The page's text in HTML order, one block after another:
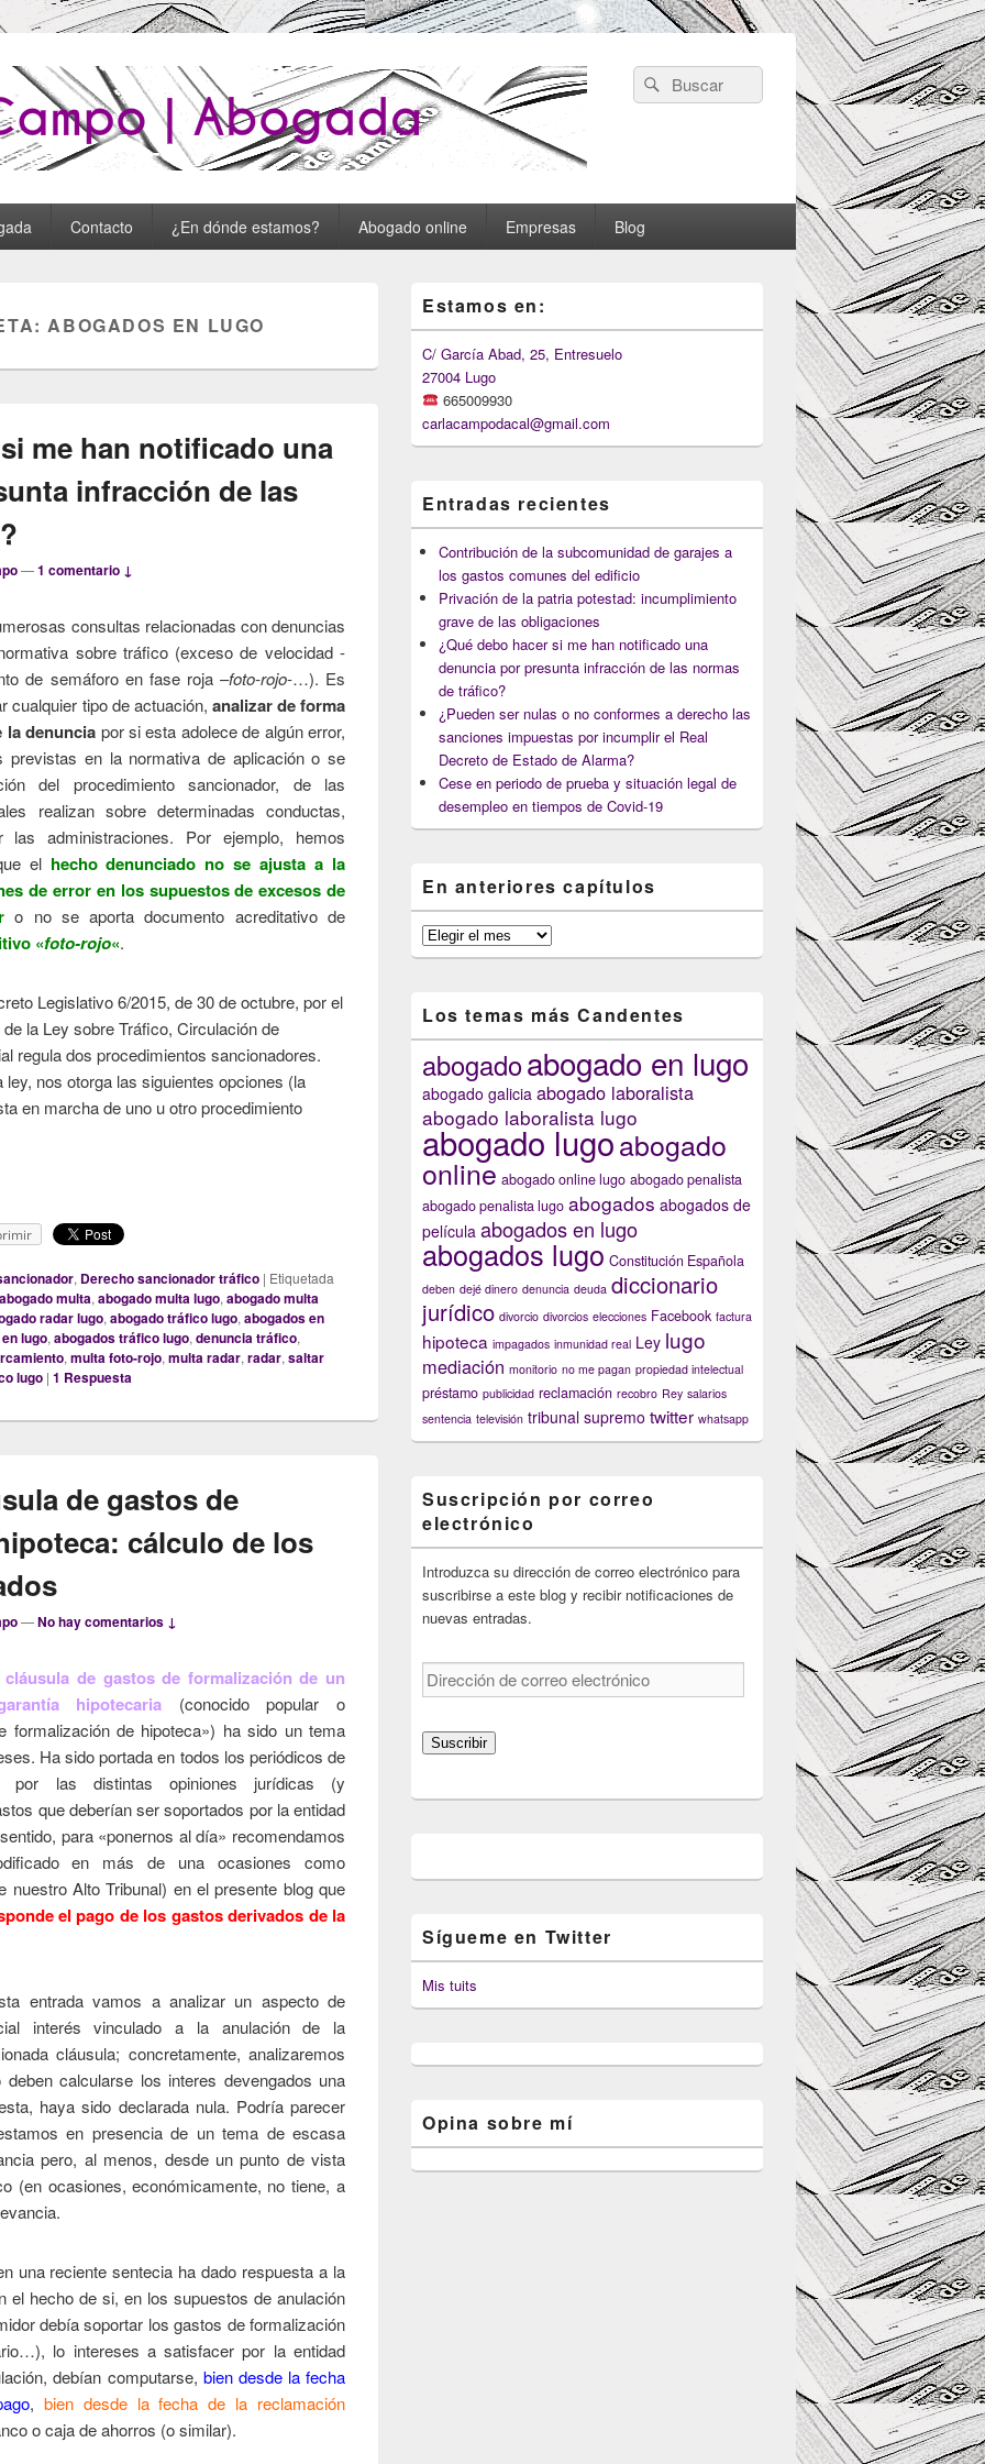
: Carla Campo Abogada
Search
for:
Contacto ¿En dónde estamos? Abogado online Empresas Blog
ABOGADOS EN LUGO
me han notificado una
infracción de las
—1 comentario ↓
consultas relacionadas con denuncias
sobre tráfico (exceso de velocidad -
de semáforo en fase roja –foto-rojo-…). Es
cualquier tipo de actuación, analizar de forma
la denuncia por si esta adolece de algún error,
previstas en la normativa de aplicación o se
del procedimiento sancionador, de las
realizan sobre determinadas conductas,
administraciones. Por ejemplo, hemos
el hecho denunciado no se ajusta a la
de error en los supuestos de excesos de
o no se aporta documento acreditativo de
«foto-rojo«.
Legislativo 6/2015, de 30 de octubre, por el
la Ley sobre Tráfico, Circulación de
regula dos procedimientos sancionadores.
nos otorga las siguientes opciones (la
en marcha de uno u otro procedimiento
debo hacer si me han notificado una denuncia por presunta infracción de las normas de tráfico?
, Derecho sancionador tráfico | Etiquetada
abogado multa, abogado multa lugo, abogado multa
radar lugo, abogado tráfico lugo, abogados en
lugo, abogados tráfico lugo, denuncia tráfico,
, multa foto-rojo, multa radar, radar, saltar
lugo | 1 Respuesta
de gastos de
cálculo de los
—No hay comentarios ↓
de gastos de formalización de un
hipotecaria (conocido popular o
formalización de hipoteca») ha sido un tema
Ha sido portada en todos los periódicos de
por las distintas opiniones jurídicas (y
que deberían ser soportados por la entidad
para «ponernos al día» recomendamos
en más de una ocasiones como
nuestro Alto Tribunal) en el presente blog que
el pago de los gastos derivados de la
entrada vamos a analizar un aspecto de
interés vinculado a la anulación de la
cláusula; concretamente, analizaremos
deben calcularse los interes devengados una
haya sido declarada nula. Podría parecer
en presencia de un tema de escasa
pero, al menos, desde un punto de vista
(en ocasiones, económicamente, no tiene, a
una reciente sentecia ha dado respuesta a la
el hecho de si, en los supuestos de anulación
debía soportar los gastos de formalización
lo intereses a satisfacer por la entidad
debían computarse, bien desde la fecha
, bien desde la fecha de la reclamación
o caja de ahorros (o similar).
Sidebar
Widget
Area
Estamos en:
C/ García Abad, 25, Entresuelo
27004 Lugo
665009930
carlacampodacal@gmail.com
Entradas recientes
Contribución de la subcomunidad de garajes a
los gastos comunes del edificio
Privación de la patria potestad: incumplimiento
grave de las obligaciones
¿Qué debo hacer si me han notificado una
denuncia por presunta infracción de las normas
de tráfico?
¿Pueden ser nulas o no conformes a derecho las
sanciones impuestas por incumplir el Real
Decreto de Estado de Alarma?
Cese en periodo de prueba y situación legal de
desempleo en tiempos de Covid-19
En anteriores capítulos
En
anteriores
Los temas más Candentes
abogadoabogado en lugo
abogado galicia abogado laboralista
abogado laboralista lugo
abogado lugoabogado
online abogado online lugo abogado penalista
abogado penalista lugo abogados abogados de
película abogados en lugo
abogados lugo Constitución Española
deben dejé dinero denuncia deuda diccionario
jurídico divorcio divorcios elecciones Facebook factura
hipoteca impagados inmunidad real Ley lugo
mediación monitorio no me pagan propiedad intelectual
préstamo publicidad reclamación recobro Rey salarios
sentencia televisión tribunal supremo twitter whatsapp
Suscripción por correo
electrónico
Introduzca su dirección de correo electrónico para
suscribirse a este blog y recibir notificaciones de
nuevas entradas.
Dirección
de
electrónico
Suscribir
Sígueme en Twitter
Mis tuits
Opina sobre mí